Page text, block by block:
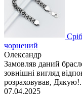
чорнений
Олександр
Замовляв даний
зовнішні вигляд
розраховував,
07.04.2025